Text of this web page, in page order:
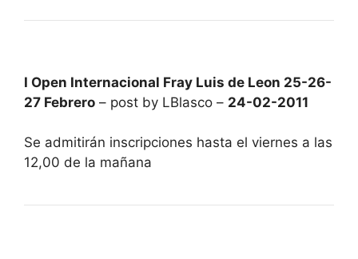
I Open Internacional Fray Luis de Leon 25-26-
27 Febrero – post by LBlasco – 24-02-2011
Se admitirán inscripciones hasta el viernes a las
12,00 de la mañana